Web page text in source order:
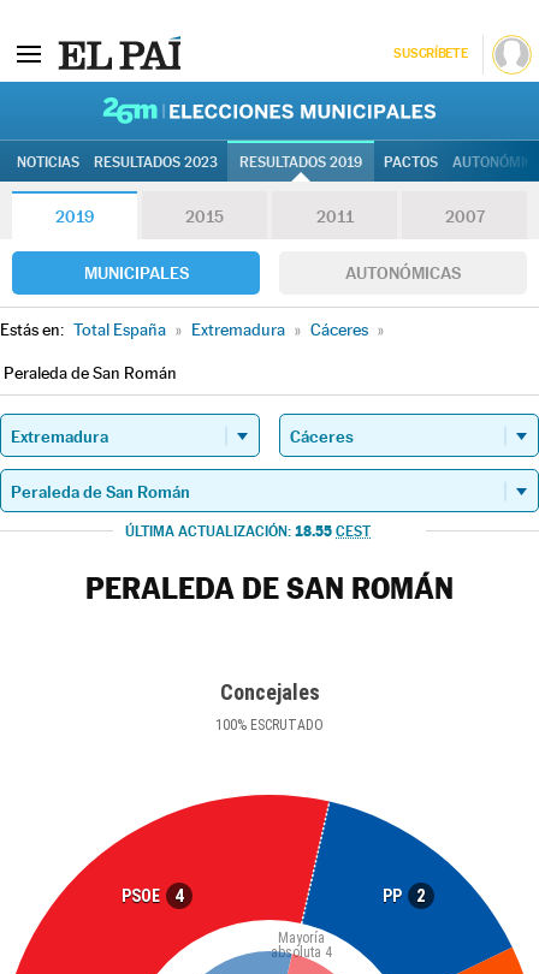
SUSCRÍBETE
NOTICIAS RESULTADOS 2023 RESULTADOS 2019 PACTOS
2019 2015 2011 2007
MUNICIPALES AUTONÓMICAS
Estás en: Total España » Extremadura » Cáceres »
Peraleda de San Román
ÚLTIMA ACTUALIZACIÓN: 18.55 CEST
PERALEDA DE SAN ROMÁN
Concejales
100% ESCRUTADO
PSOE 4 PP 2
Mayoría
absoluta 4